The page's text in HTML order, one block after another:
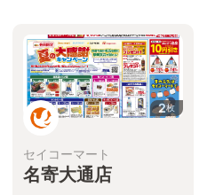
2枚
セイコーマート
名寄大通店